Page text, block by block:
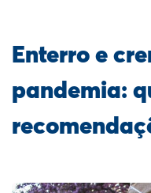
Enterro e
pandemia: